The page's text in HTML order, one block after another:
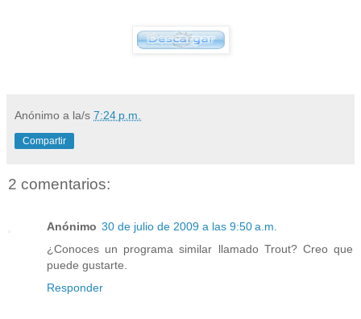
Anónimo a la/s 7:24 p.m.
Compartir
2 comentarios:
Anónimo 30 de julio de 2009 a las 9:50 a.m.
¿Conoces un programa similar llamado Trout? Creo que
puede gustarte.
Responder